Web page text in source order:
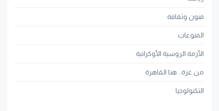
فنون وثقافة
المنوعات
الأزمة الروسية الأوكرانية
من غزة.. هنا القاهرة
التكنولوجيا